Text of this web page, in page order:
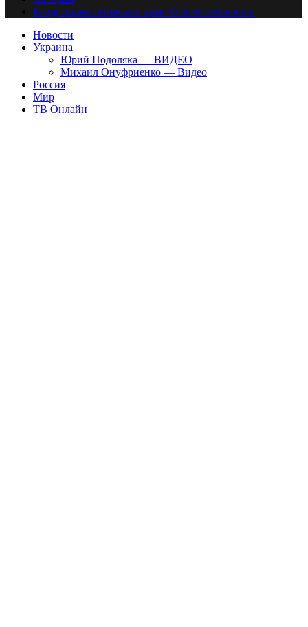
Владельцам авторских прав. Ответственности.
Новости
Украина
Юрий Подоляка — ВИДЕО
Михаил Онуфриенко — Видео
Россия
Мир
ТВ Онлайн